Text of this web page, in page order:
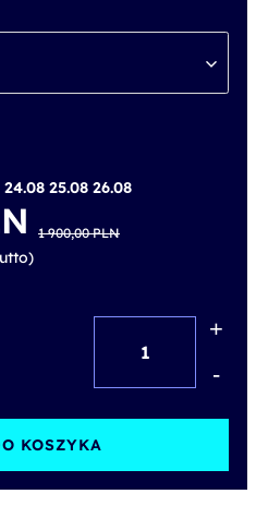
25.08 26.08
1 900,00PLN
-
Planowanie
+
-
KOSZYKA